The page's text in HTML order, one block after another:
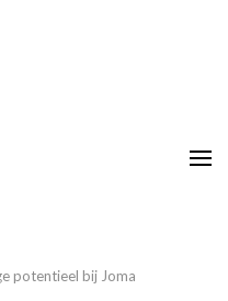
potentieel bij Joma